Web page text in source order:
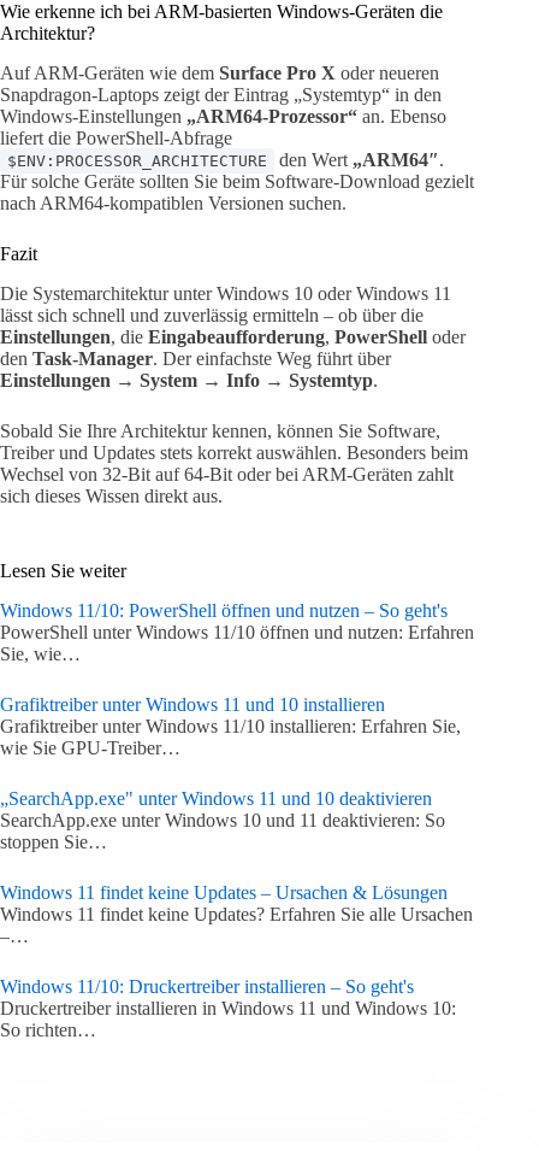
Wie erkenne ich bei ARM-basierten Windows-Geräten die
Architektur?
Auf ARM-Geräten wie dem Surface Pro X oder neueren
Snapdragon-Laptops zeigt der Eintrag „Systemtyp“ in den
Windows-Einstellungen „ARM64-Prozessor“ an. Ebenso
liefert die PowerShell-Abfrage
$ENV:PROCESSOR_ARCHITECTURE den Wert „ARM64″.
Für solche Geräte sollten Sie beim Software-Download gezielt
nach ARM64-kompatiblen Versionen suchen.
Fazit
Die Systemarchitektur unter Windows 10 oder Windows 11
lässt sich schnell und zuverlässig ermitteln – ob über die
Einstellungen, die Eingabeaufforderung, PowerShell oder
den Task-Manager. Der einfachste Weg führt über
Einstellungen → System → Info → Systemtyp.
Sobald Sie Ihre Architektur kennen, können Sie Software,
Treiber und Updates stets korrekt auswählen. Besonders beim
Wechsel von 32-Bit auf 64-Bit oder bei ARM-Geräten zahlt
sich dieses Wissen direkt aus.
Lesen Sie weiter
Windows 11/10: PowerShell öffnen und nutzen – So geht's
PowerShell unter Windows 11/10 öffnen und nutzen: Erfahren
Sie, wie…
Grafiktreiber unter Windows 11 und 10 installieren
Grafiktreiber unter Windows 11/10 installieren: Erfahren Sie,
wie Sie GPU-Treiber…
„SearchApp.exe" unter Windows 11 und 10 deaktivieren
SearchApp.exe unter Windows 10 und 11 deaktivieren: So
stoppen Sie…
Windows 11 findet keine Updates – Ursachen & Lösungen
Windows 11 findet keine Updates? Erfahren Sie alle Ursachen
–…
Windows 11/10: Druckertreiber installieren – So geht's
Druckertreiber installieren in Windows 11 und Windows 10:
So richten…